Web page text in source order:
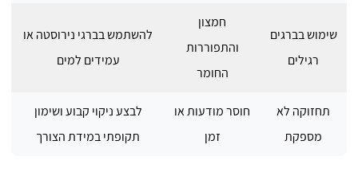
שימוש בברגים
רגילים
חמצון
והתפוררות
החומר
להשתמש בברגי נירוסטה או
עמידים למים
תחזוקה לא
מספקת
חוסר מודעות או
זמן
לבצע ניקוי קבוע ושימון
תקופתי במידת הצורך